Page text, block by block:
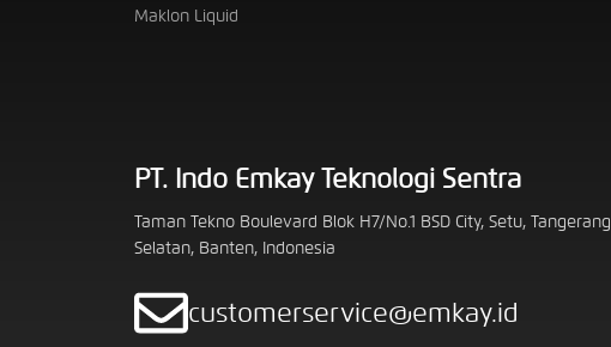
Maklon Liquid
PT. Indo Emkay Teknologi Sentra
Taman Tekno Boulevard Blok H7/No.1 BSD City, Setu, Tangerang
Selatan, Banten, Indonesia
customerservice@emkay.id